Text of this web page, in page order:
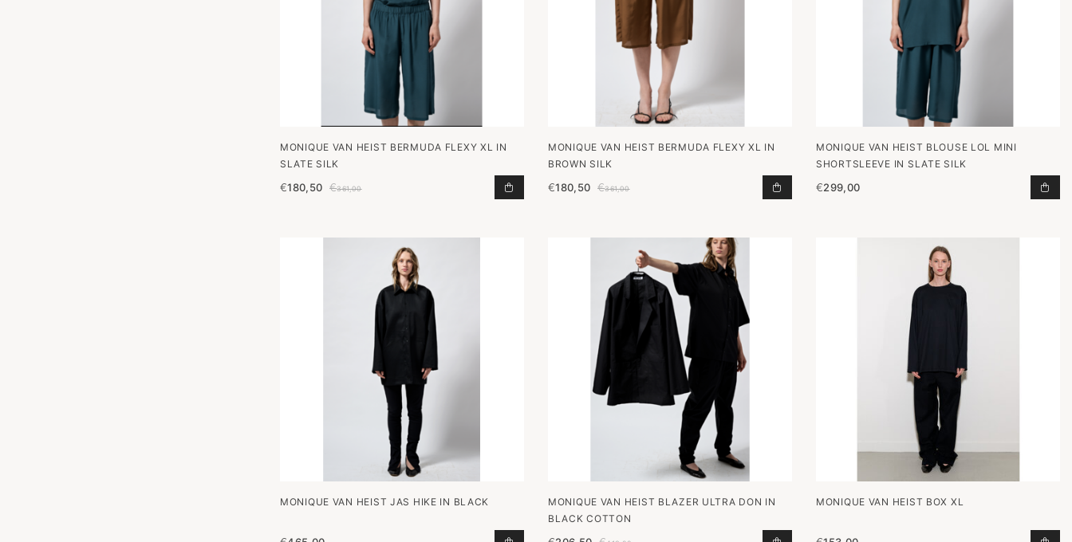
MONIQUE VAN HEIST BERMUDA FLEXY XL IN
SLATE SILK
€180,50 €361,00 BERMUDA FLEXY XL IN SLATE SILK TOEVOEGEN AAN WINKELWAGEN
MONIQUE VAN HEIST BERMUDA FLEXY XL IN
BROWN SILK
€180,50 €361,00 BERMUDA FLEXY XL IN BROWN SILK TOEVOEGEN
MONIQUE VAN HEIST BLOUSE LOL MINI
SHORTSLEEVE IN SLATE SILK
€299,00
MONIQUE VAN HEIST JAS HIKE IN BLACK
MONIQUE VAN HEIST BLAZER ULTRA DON IN
BLACK COTTON
MONIQUE VAN HEIST BOX XL